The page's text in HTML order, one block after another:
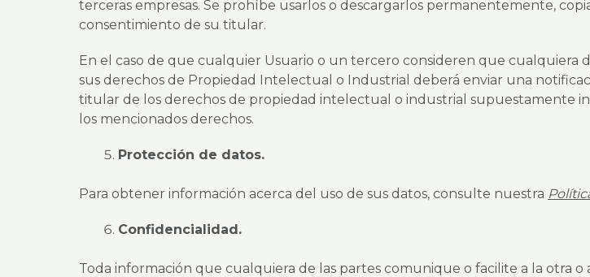
terceras empresas. Se prohíbe usarlos o descargarlos permanentemente,
consentimiento de su titular.
En el caso de que cualquier Usuario o un tercero consideren que cualquiera
sus derechos de Propiedad Intelectual o Industrial deberá enviar una
titular de los derechos de propiedad intelectual o industrial supuestamente
los mencionados derechos.
Protección de datos.
Para obtener información acerca del uso de sus datos, consulte nuestra
Confidencialidad.
Toda información que cualquiera de las partes comunique o facilite a la otra